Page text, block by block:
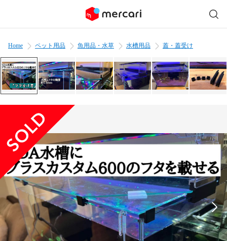
Home ペット用品 魚用品・水草 水槽用品 蓋・蓋受け